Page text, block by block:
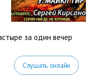
за один вечер
Слушать онлайн